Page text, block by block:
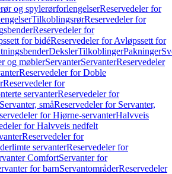
og spylerørforlengelserReservedeler for
TilkoblingsrørReservedeler for
Reservedeler for
for bidéReservedeler for Avløpssett for
DekslerTilkoblingerPakninger
og møblerServanterServanterReservedeler
Reservedeler for Doble
Reservedeler for
servanterReservedeler for
Servanter, småReservedeler for Servanter,
for Hjørne-servanterHalvveis
for Halvveis nedfelt
Reservedeler for
servanterReservedeler for
ComfortServanter for
for barnServantområderReservedeler